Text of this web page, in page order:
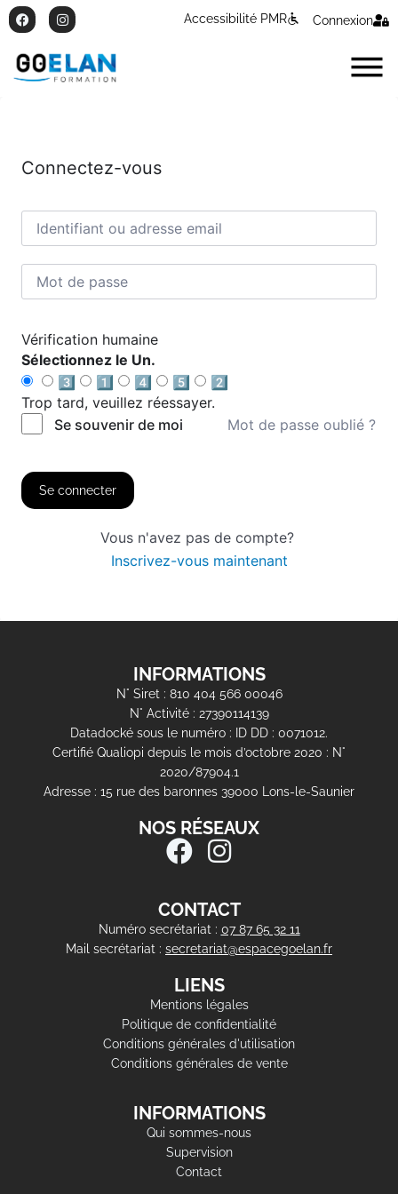
Accessibilité PMR Connexion
Connectez-vous
Vérification humaine
Sélectionnez le Un.
3️⃣
1️⃣ 4️⃣ 5️⃣
2️⃣
Trop tard, veuillez réessayer.
Se souvenir de moi
Mot de passe oublié ?
Se connecter
Vous n'avez pas de compte?
Inscrivez-vous maintenant
INFORMATIONS
N° Siret : 810 404 566 00046
N° Activité : 27390114139
Datadocké sous le numéro : ID DD : 0071012.
Certifié Qualiopi depuis le mois d’octobre 2020 : N°
2020/87904.1
Adresse : 15 rue des baronnes 39000 Lons-le-Saunier
NOS RÉSEAUX
CONTACT
Numéro secrétariat : 07 87 65 32 11
Mail secrétariat : secretariat@espacegoelan.fr
LIENS
Mentions légales
Politique de confidentialité
Conditions générales d'utilisation
Conditions générales de vente
INFORMATIONS
Qui sommes-nous
Supervision
Contact